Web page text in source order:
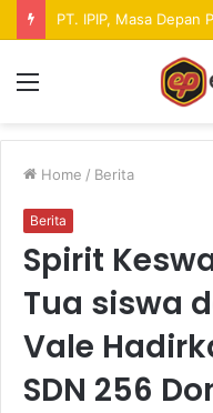
Home / Berita
Berita
Spirit
Tua siswa
Vale
SDN 256